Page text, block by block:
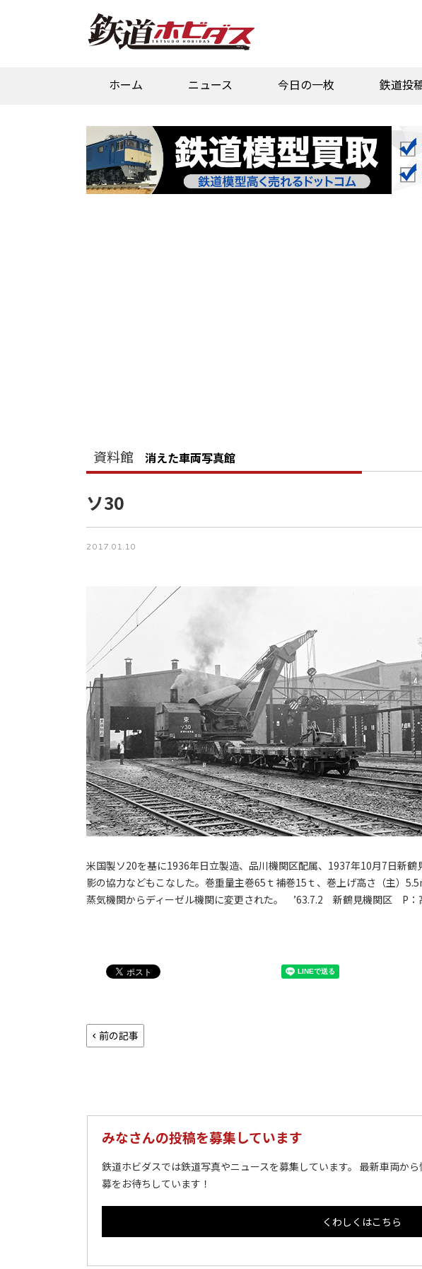
ホーム ニュース 今日の一枚 鉄道投
資料館 消えた車両写真館
ソ30
2017.01.10
米国製ソ20を基に1936年日立製造、品川機関区配属、1937年10月7日新
影の協力などもこなした。巻重量主巻65ｔ補巻15ｔ、巻上げ高さ（主）
蒸気機関からディーゼル機関に変更された。 ’63.7.2 新鶴見機関区 P：
前の記事
みなさんの投稿を募集しています
鉄道ホビダスでは鉄道写真やニュースを募集しています。 最新車両か
募をお待ちしています！
くわしくはこちら